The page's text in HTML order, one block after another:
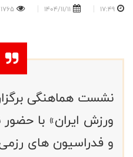
17:49
1404/11/11
1765
نشست هماهنگی
ورزش ایران» با
و فدراسیون های